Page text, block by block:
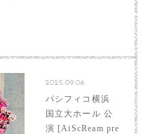
2025.09.06
パシフィコ横浜
国立大ホール 公
演 [AiScReam pre